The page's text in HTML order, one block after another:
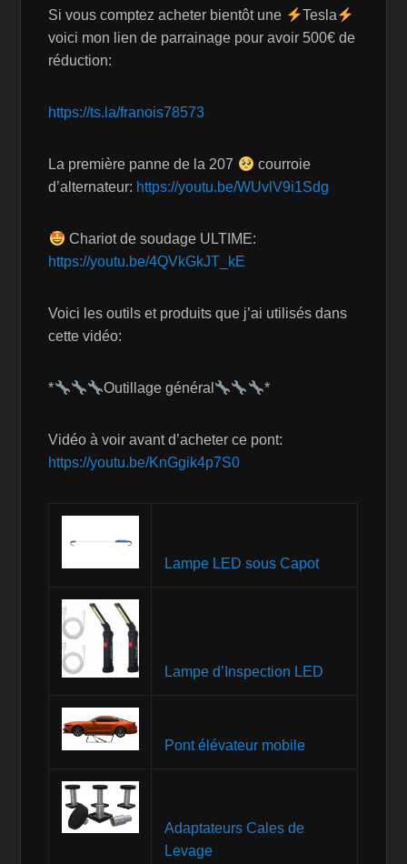
Si vous comptez acheter bientôt une
Tesla
voici mon lien de parrainage pour avoir 500€ de
réduction:
https://ts.la/franois78573
La première panne de la 207
courroie
d’alternateur: https://youtu.be/WUvlV9i1Sdg
Chariot de soudage ULTIME:
https://youtu.be/4QVkGkJT_kE
Voici les outils et produits que j’ai utilisés dans
cette vidéo:
* Outillage général *
Vidéo à voir avant d’acheter ce pont:
https://youtu.be/KnGgik4p7S0
Lampe LED sous Capot
Lampe d’Inspection LED
Pont élévateur mobile
Adaptateurs Cales de
Levage